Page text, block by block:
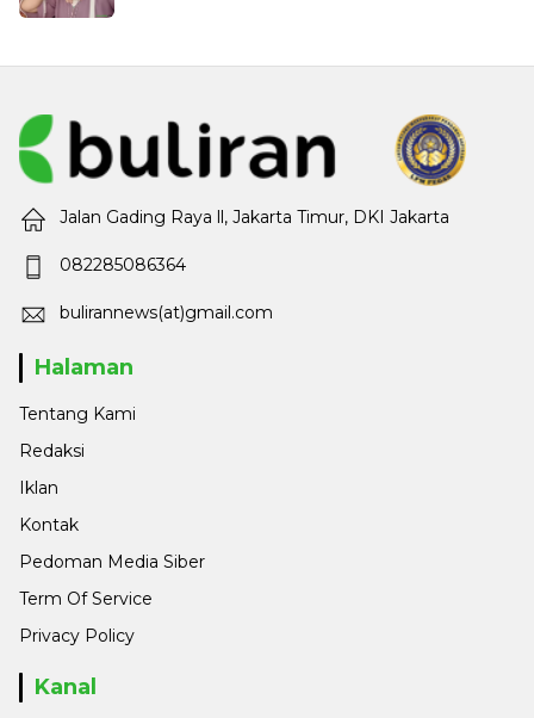
Jalan Gading Raya ll, Jakarta Timur, DKI Jakarta
082285086364
bulirannews(at)gmail.com
Halaman
Tentang Kami
Redaksi
Iklan
Kontak
Pedoman Media Siber
Term Of Service
Privacy Policy
Kanal